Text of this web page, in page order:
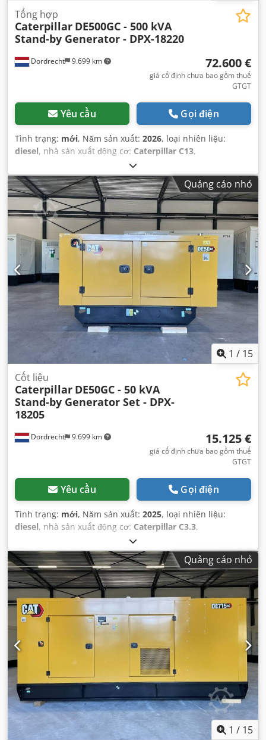
Dordrecht 9.699 km
Tổng hợp
Caterpillar DE500GC - 500 kVA
Stand-by Generator - DPX-18220
72.600 €
giá cố định chưa bao gồm thuế
GTGT
Yêu cầu Gọi điện
Tình trạng: mới, Năm sản xuất: 2026, loại nhiên liệu:
diesel, nhà sản xuất động cơ: Caterpillar C13,
Quảng cáo nhỏ
1 / 15
Dordrecht 9.699 km
Cốt liệu
Caterpillar DE50GC - 50 kVA
Stand-by Generator Set - DPX-
18205
15.125 €
giá cố định chưa bao gồm thuế
GTGT
Yêu cầu Gọi điện
Tình trạng: mới, Năm sản xuất: 2025, loại nhiên liệu:
diesel, nhà sản xuất động cơ: Caterpillar C3.3,
Quảng cáo nhỏ
1 / 15